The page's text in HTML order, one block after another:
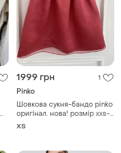
1999 грн 1
Pinko
Шовкова сукня-бандо pinko
оригінал. нова! розмір xxs-
xs
ХS